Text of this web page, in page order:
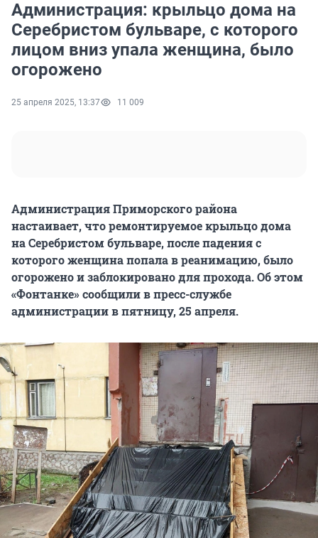
Администрация: крыльцо дома на
Серебристом бульваре, с которого
лицом вниз упала женщина, было
огорожено
25 апреля 2025, 13:37 11 009
Администрация Приморского района
настаивает, что ремонтируемое крыльцо дома
на Серебристом бульваре, после падения с
которого женщина попала в реанимацию, было
огорожено и заблокировано для прохода. Об этом
«Фонтанке» сообщили в пресс-службе
администрации в пятницу, 25 апреля.